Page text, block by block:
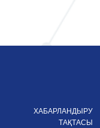
ХАБАРЛАНДЫРУ
ТАҚТАСЫ